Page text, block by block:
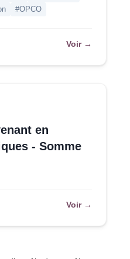
#OPCO
Voir →
en
- Somme
Voir →